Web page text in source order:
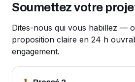
Soumettez votre
Dites-nous qui vous habillez —
proposition claire en 24 h
engagement.